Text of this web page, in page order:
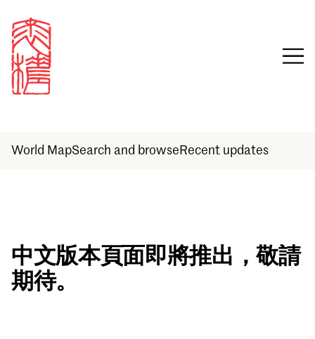
World MapSearch and browse Recent updates
Sign in
Email
中文版本頁面即將推出，敬請
期待。